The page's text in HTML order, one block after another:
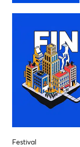
Festival